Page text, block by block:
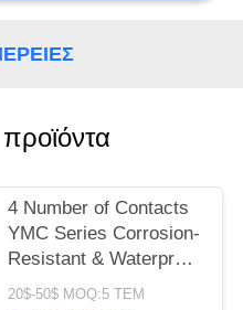
4 Number of Contacts
YMC Series Corrosion-
Resistant & Waterproof
Electrical Connectors
20$-50$ MOQ:5 ΤΕΜ